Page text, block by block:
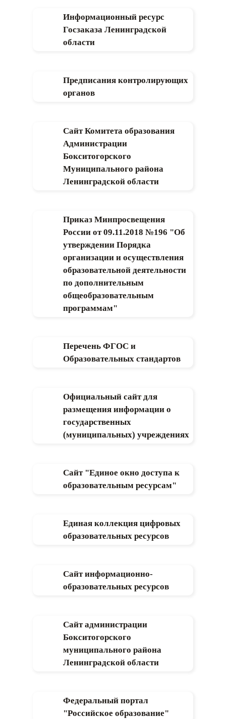
Информационный ресурс
Госзаказа Ленинградской
области
Предписания контролирующих
органов
Сайт Комитета образования
Администрации
Бокситогорского
Муниципального района
Ленинградской области
Приказ Минпросвещения
России от 09.11.2018 №196 "Об
утверждении Порядка
организации и осуществления
образовательной деятельности
по дополнительным
общеобразовательным
программам"
Перечень ФГОС и
Образовательных стандартов
Официальный сайт для
размещения информации о
государственных
(муниципальных) учреждениях
Сайт "Единое окно доступа к
образовательным ресурсам"
Единая коллекция цифровых
образовательных ресурсов
Сайт информационно-
образовательных ресурсов
Сайт администрации
Бокситогорского
муниципального района
Ленинградской области
Федеральный портал
"Российское образование"